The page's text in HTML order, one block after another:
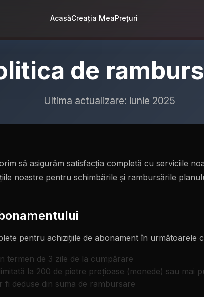
AcasăCreația MeaPrețuri
de
Ultima actualizare: iunie 2025
să asigurăm satisfacția completă cu serviciile
noastre pentru schimbările și rambursările
pentru achizițiile de abonament în următoarele
termen de 3 zile de la cumpărare
la 200 de pietre prețioase (monede) sau mai
fi deduse din suma de rambursare